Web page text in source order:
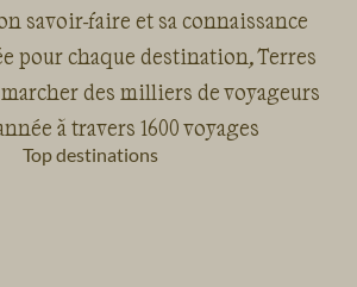
savoir-faire et sa connaissance
pour chaque destination, Terres
des milliers de voyageurs
à travers 1600 voyages
Top destinations